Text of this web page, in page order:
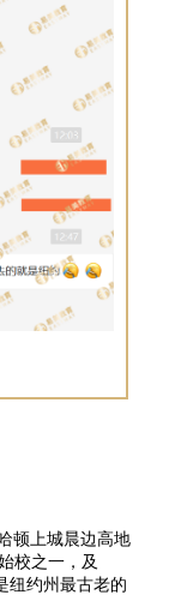
顿上城晨边高地
校之一，及
纽约州最古老的